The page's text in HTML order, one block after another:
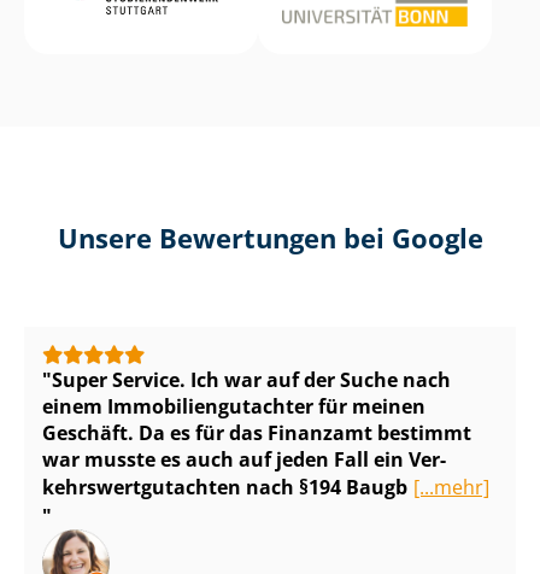
Unsere Bewertungen bei Google
Super Service. Ich war auf der Suche nach
einem Im­mo­bi­li­en­gut­ach­ter für meinen
Geschäft. Da es für das Finanzamt bestimmt
war musste es auch auf jeden Fall ein Ver­
kehrs­wert­gut­ach­ten nach §194 Baugb [...mehr]